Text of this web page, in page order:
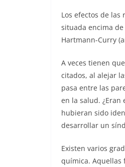
Los efectos de
situada encima
Hartmann-Curry
A veces tienen
citados, al alejar
pasa entre las
en la salud. ¿Eran
hubieran sido
desarrollar un
Existen varios
química. Aquellas